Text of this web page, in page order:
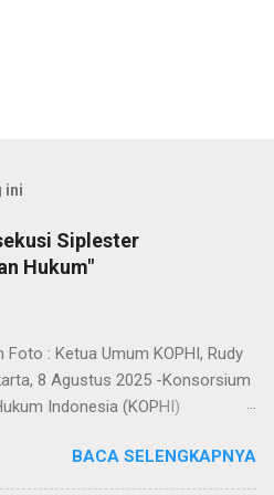
ini
Siplester
Hukum"
Foto : Ketua Umum KOPHI, Rudy
8 Agustus 2025 -Konsorsium
Indonesia (KOPHI)
perkara Siplester yang telah
tetap (inkracht) sejak 2019,
BACA SELENGKAPNYA